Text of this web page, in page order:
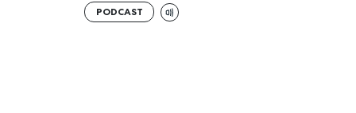
PODCAST